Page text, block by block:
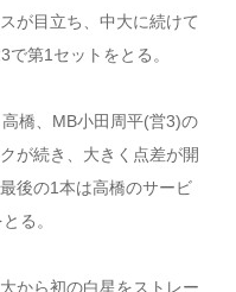
が目立ち、中大に続けて
第1セットをとる。
橋、MB小田周平(営3)の
が続き、大きく点差が開
後の1本は高橋のサービ
る。
から初の白星をストレー